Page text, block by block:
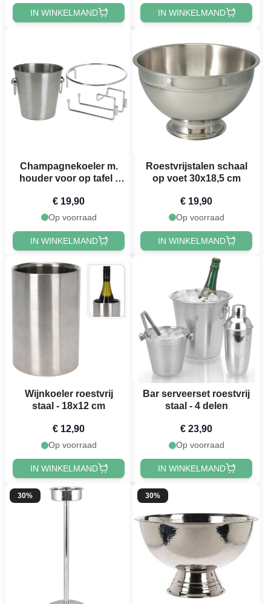
IN WINKELMAND IN WINKELMAND
Champagnekoeler m.
houder voor op tafel -
€ 19,90
Op voorraad
IN WINKELMAND
Roestvrijstalen schaal
op voet 30x18,5 cm
€ 19,90
Op voorraad
IN WINKELMAND
Wijnkoeler roestvrij
staal - 18x12 cm
€ 12,90
Op voorraad
IN WINKELMAND
Bar serveerset roestvrij
staal - 4 delen
€ 23,90
Op voorraad
IN WINKELMAND
30% 30%